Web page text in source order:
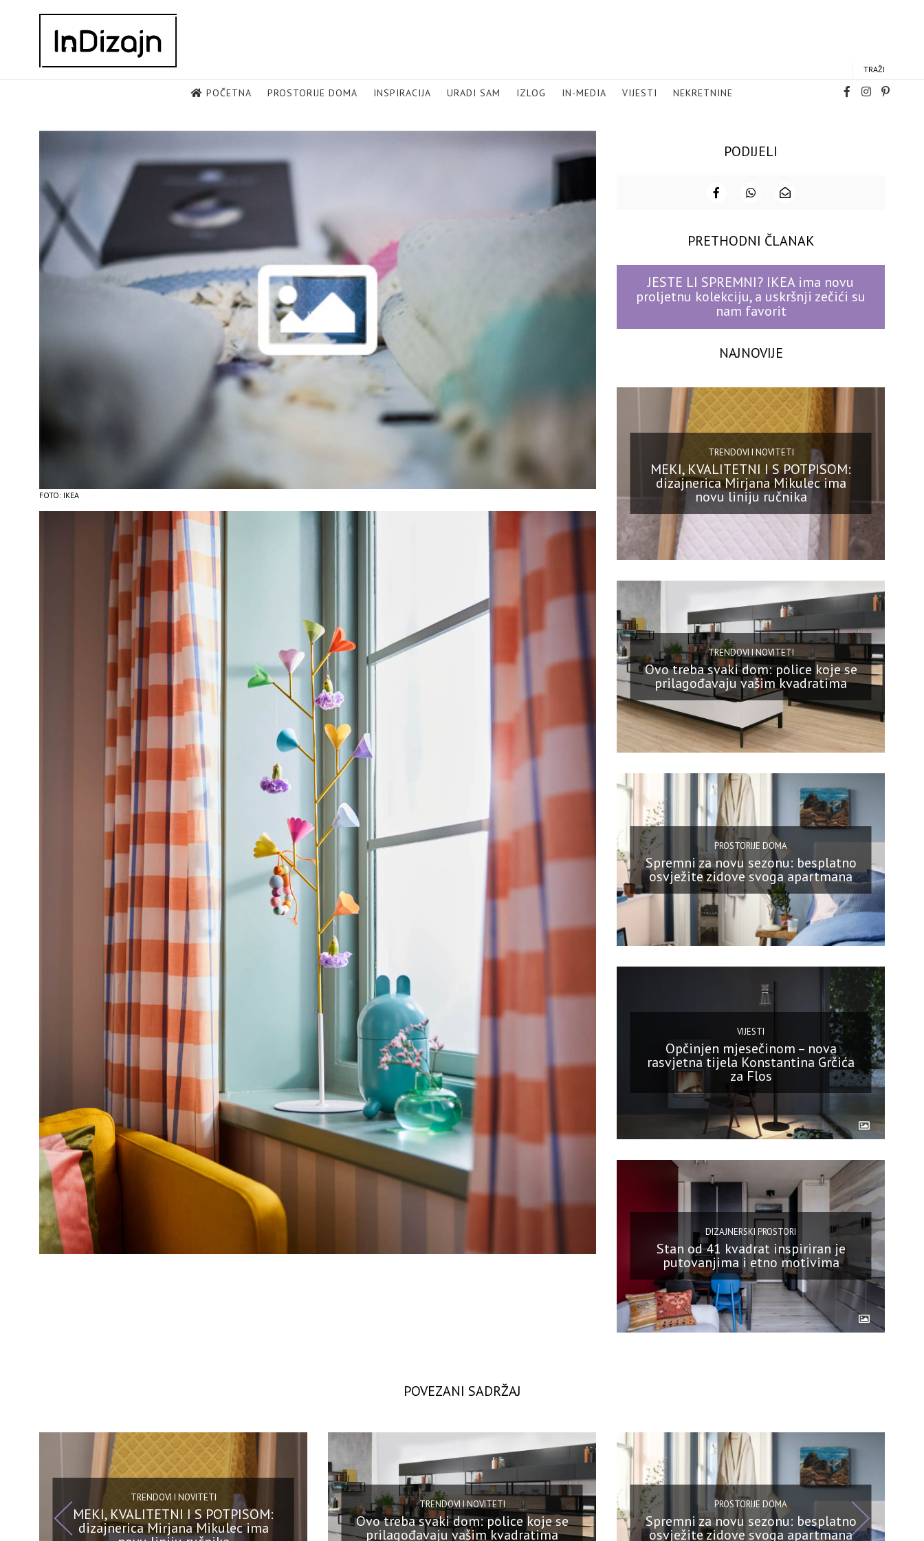
TRAŽI
POČETNA PROSTORIJE DOMA INSPIRACIJA URADI SAM IZLOG IN-MEDIA VIJESTI NEKRETNINE
FOTO: IKEA
PODIJELI
PRETHODNI ČLANAK
JESTE LI SPREMNI? IKEA ima novu
proljetnu kolekciju, a uskršnji zečići su
nam favorit
NAJNOVIJE
TRENDOVI I NOVITETI
MEKI, KVALITETNI I S POTPISOM:
dizajnerica Mirjana Mikulec ima
novu liniju ručnika
TRENDOVI I NOVITETI
Ovo treba svaki dom: police koje se
prilagođavaju vašim kvadratima
PROSTORIJE DOMA
Spremni za novu sezonu: besplatno
osvježite zidove svoga apartmana
VIJESTI
Opčinjen mjesečinom – nova
rasvjetna tijela Konstantina Grčića
za Flos
DIZAJNERSKI PROSTORI
Stan od 41 kvadrat inspiriran je
putovanjima i etno motivima
POVEZANI SADRŽAJ
TRENDOVI I NOVITETI
MEKI, KVALITETNI I S POTPISOM:
dizajnerica Mirjana Mikulec ima
TRENDOVI I NOVITETI
Ovo treba svaki dom: police koje se
prilagođavaju vašim kvadratima
PROSTORIJE DOMA
Spremni za novu sezonu: besplatno
osvježite zidove svoga apartmana